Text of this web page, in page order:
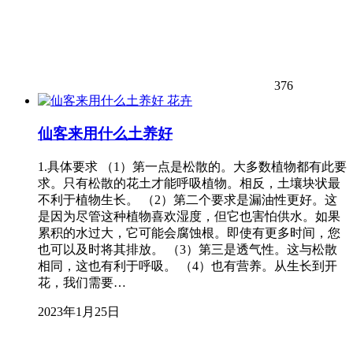
376
花卉
仙客来用什么土养好
1.具体要求 （1）第一点是松散的。大多数植物都有此要
求。只有松散的花土才能呼吸植物。相反，土壤块状最
不利于植物生长。 （2）第二个要求是漏油性更好。这
是因为尽管这种植物喜欢湿度，但它也害怕供水。如果
累积的水过大，它可能会腐蚀根。即使有更多时间，您
也可以及时将其排放。 （3）第三是透气性。这与松散
相同，这也有利于呼吸。 （4）也有营养。从生长到开
花，我们需要…
2023年1月25日